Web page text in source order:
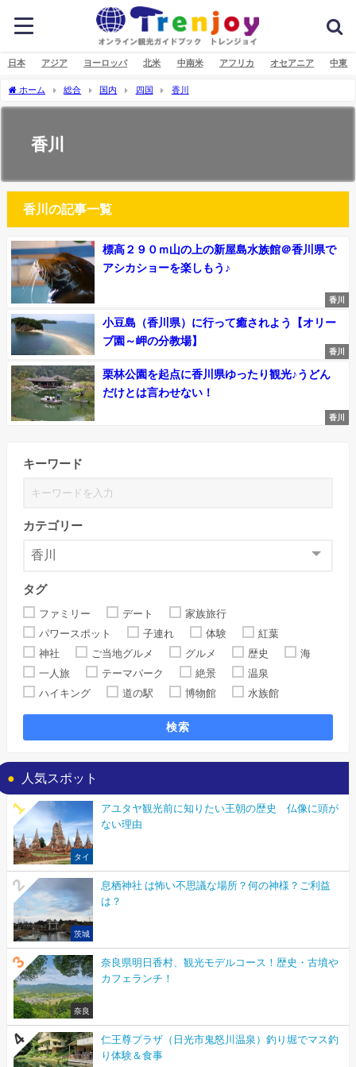
日本 アジア ヨーロッパ 北米 中南米 アフリカ オセアニア 中東
ホーム 総合 国内 四国 香川
香川
香川の記事一覧
香川
標高２９０ｍ山の上の新屋島水族館＠香川県で
アシカショーを楽しもう♪
香川
小豆島（香川県）に行って癒されよう【オリー
ブ園～岬の分教場】
香川
栗林公園を起点に香川県ゆったり観光♪うどん
だけとは言わせない！
キーワード
カテゴリー
タグ
ファミリー デート
家族旅行
パワースポット
子連れ 体験
紅葉
神社
ご当地グルメ グルメ 歴史
海
一人旅
テーマパーク 絶景
温泉
ハイキング
道の駅 博物館 水族館
検索
人気スポット
タイ
アユタヤ観光前に知りたい王朝の歴史 仏像に頭が
ない理由
茨城
息栖神社 は怖い不思議な場所？何の神様？ご利益
は？
奈良
奈良県明日香村、観光モデルコース！歴史・古墳や
カフェランチ！
仁王尊プラザ（日光市鬼怒川温泉）釣り堀でマス釣
り体験＆食事